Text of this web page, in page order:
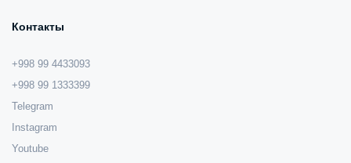
Контакты
+998 99 4433093
+998 99 1333399
Telegram
Instagram
Youtube